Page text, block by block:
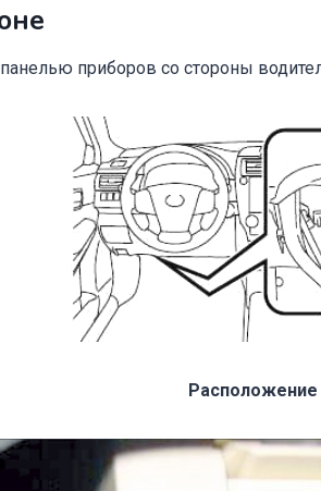
приборов со стороны
Расположение